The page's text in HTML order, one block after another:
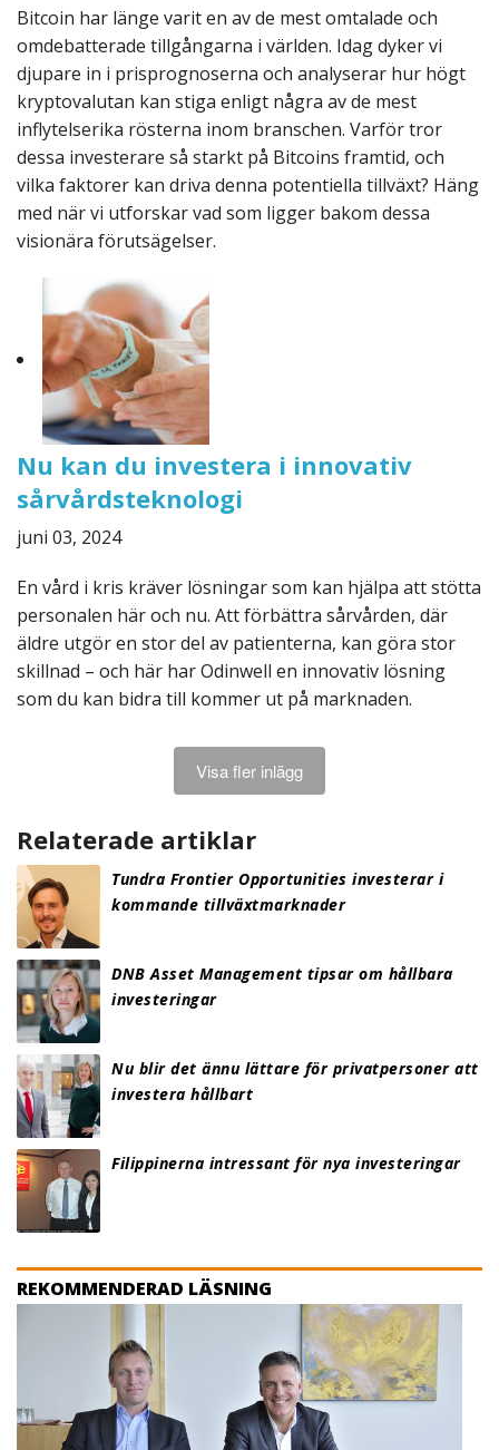
Bitcoin har länge varit en av de mest omtalade och
omdebatterade tillgångarna i världen. Idag dyker vi
djupare in i prisprognoserna och analyserar hur högt
kryptovalutan kan stiga enligt några av de mest
inflytelserika rösterna inom branschen. Varför tror
dessa investerare så starkt på Bitcoins framtid, och
vilka faktorer kan driva denna potentiella tillväxt? Häng
med när vi utforskar vad som ligger bakom dessa
visionära förutsägelser.
Nu kan du investera i innovativ
sårvårdsteknologi
juni 03, 2024
En vård i kris kräver lösningar som kan hjälpa att stötta
personalen här och nu. Att förbättra sårvården, där
äldre utgör en stor del av patienterna, kan göra stor
skillnad – och här har Odinwell en innovativ lösning
som du kan bidra till kommer ut på marknaden.
Visa fler inlägg
Relaterade artiklar
Tundra Frontier Opportunities investerar i
kommande tillväxtmarknader
DNB Asset Management tipsar om hållbara
investeringar
Nu blir det ännu lättare för privatpersoner att
investera hållbart
Filippinerna intressant för nya investeringar
REKOMMENDERAD LÄSNING